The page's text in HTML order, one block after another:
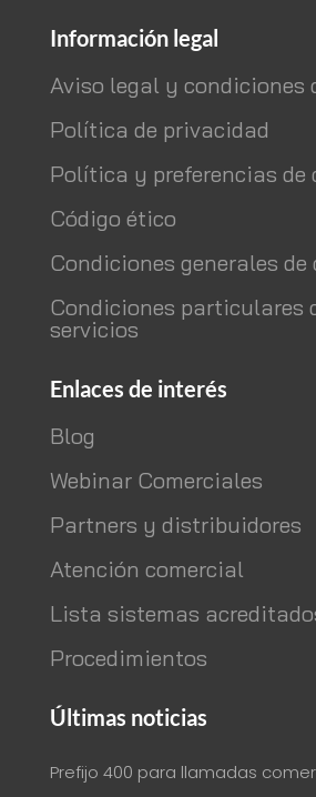
Información legal
Aviso legal y condiciones
Política de privacidad
Política y preferencias de
Código ético
Condiciones generales
Condiciones particulares
servicios
Enlaces de interés
Blog
Webinar Comerciales
Partners y distribuidores
Atención comercial
Lista sistemas
Procedimientos
Últimas noticias
Prefijo 400 para llamadas